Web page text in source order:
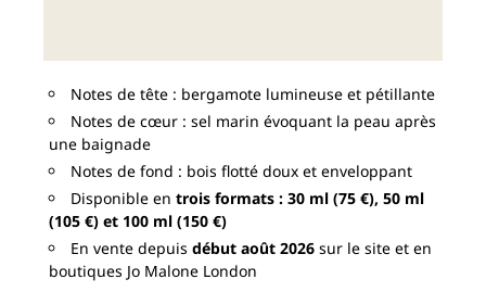
Notes de tête : bergamote lumineuse et pétillante
Notes de cœur : sel marin évoquant la peau après
une baignade
Notes de fond : bois flotté doux et enveloppant
Disponible en trois formats : 30 ml (75 €), 50 ml
(105 €) et 100 ml (150 €)
En vente depuis début août 2026 sur le site et en
boutiques Jo Malone London